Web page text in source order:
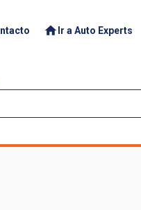
Ir a Auto Experts